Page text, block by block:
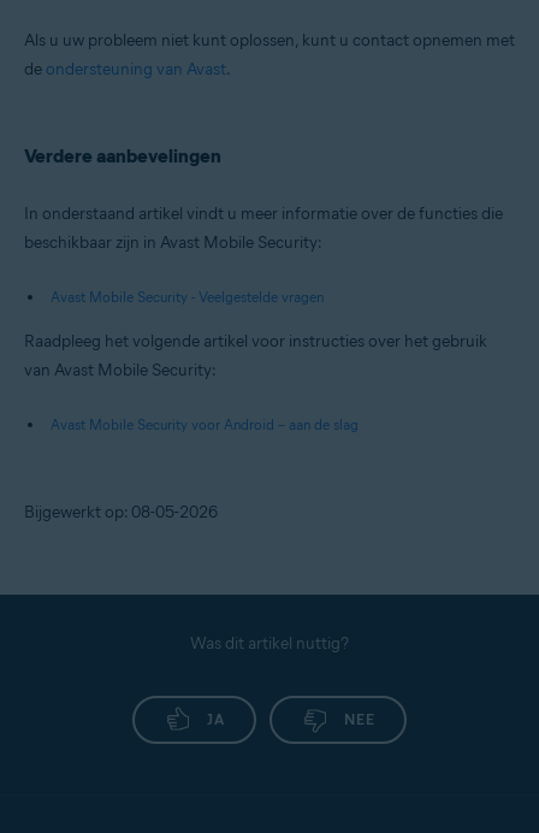
Als u uw probleem niet kunt oplossen, kunt u contact opnemen met
de ondersteuning van Avast.
Verdere aanbevelingen
In onderstaand artikel vindt u meer informatie over de functies die
beschikbaar zijn in Avast Mobile Security:
Avast Mobile Security - Veelgestelde vragen
Raadpleeg het volgende artikel voor instructies over het gebruik
van Avast Mobile Security:
Avast Mobile Security voor Android – aan de slag
Bijgewerkt op: 08-05-2026
Was dit artikel nuttig?
JA NEE